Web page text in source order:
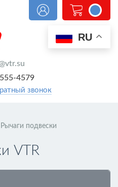
RU
4579
звонок
Рычаги подвески
VTR